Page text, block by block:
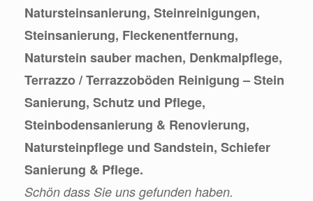
Natursteinsanierung, Steinreinigungen,
Steinsanierung, Fleckenentfernung,
Naturstein sauber machen, Denkmalpflege,
Terrazzo / Terrazzoböden Reinigung – Stein
Sanierung, Schutz und Pflege,
Steinbodensanierung & Renovierung,
Natursteinpflege und Sandstein, Schiefer
Sanierung & Pflege.
Schön dass Sie uns gefunden haben.